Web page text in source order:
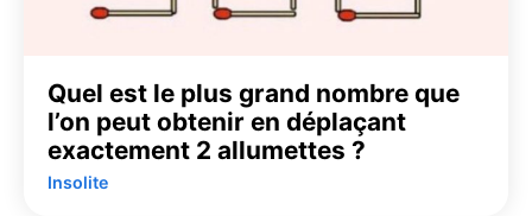
Quel est le plus grand nombre que
l’on peut obtenir en déplaçant
exactement 2 allumettes ?
Insolite